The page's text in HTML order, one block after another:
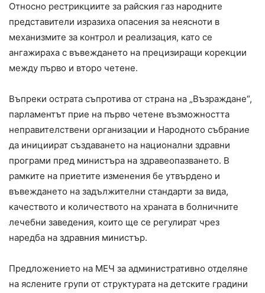
Относно рестрикциите за райския газ народните
представители изразиха опасения за неясноти в
механизмите за контрол и реализация, като се
ангажираха с въвеждането на прецизиращи корекции
между първо и второ четене.
Въпреки острата съпротива от страна на „Възраждане“,
парламентът прие на първо четене възможността
неправителствени организации и Народното събрание
да инициират създаването на национални здравни
програми пред министъра на здравеопазването. В
рамките на приетите изменения бе утвърдено и
въвеждането на задължителни стандарти за вида,
качеството и количеството на храната в болничните
лечебни заведения, които ще се регулират чрез
наредба на здравния министър.
Предложението на МЕЧ за административно отделяне
на яслените групи от структурата на детските градини